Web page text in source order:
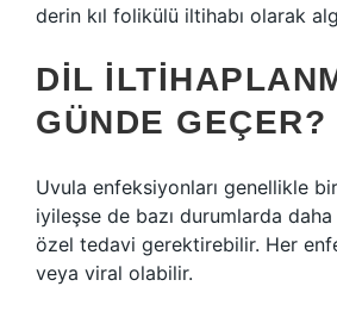
derin kıl folikülü iltihabı olarak
DIL
GÜNDE GEÇER?
Uvula enfeksiyonları genellikle
iyileşse de bazı durumlarda
özel tedavi gerektirebilir. Her
veya viral olabilir.